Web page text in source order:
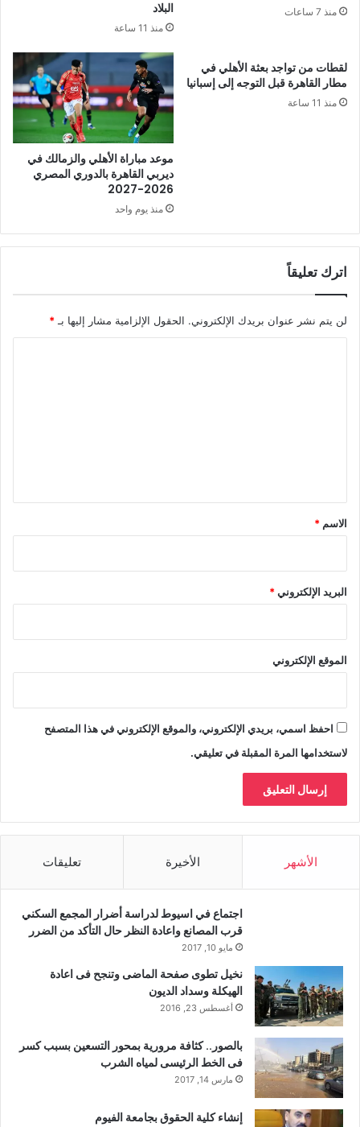
منذ 7 ساعات
البلاد
منذ 11 ساعة
لقطات من تواجد بعثة الأهلي في
مطار القاهرة قبل التوجه إلى إسبانيا
منذ 11 ساعة
موعد مباراة الأهلي والزمالك في
ديربي القاهرة بالدوري المصري
2026-2027
منذ يوم واحد
اترك تعليقاً
لن يتم نشر عنوان بريدك الإلكتروني. الحقول الإلزامية مشار إليها بـ *
*
الاسم *
البريد الإلكتروني*
الموقع الإلكتروني
احفظ اسمي، بريدي الإلكتروني، والموقع الإلكتروني في هذا المتصفح
لاستخدامها المرة المقبلة في تعليقي.
الأشهر الأخيرة تعليقات
اجتماع في اسيوط لدراسة أضرار المجمع السكني
قرب المصانع واعادة النظر حال التأكد من الضرر
مايو 10, 2017
نخيل تطوى صفحة الماضى وتنجح فى اعادة
الهيكلة وسداد الديون
أغسطس 23, 2016
بالصور.. كثافة مرورية بمحور التسعين بسبب كسر
فى الخط الرئيسى لمياه الشرب
مارس 14, 2017
إنشاء كلية الحقوق بجامعة الفيوم